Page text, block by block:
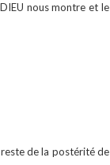
nous montre et le
de la postérité de